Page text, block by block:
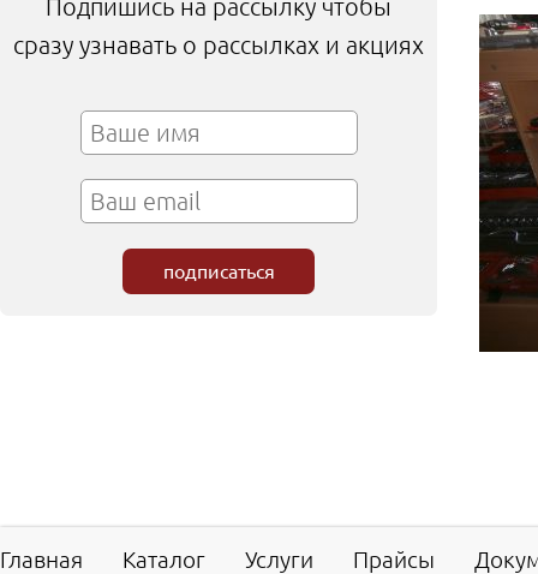
Подпишись на рассылку чтобы
сразу узнавать о рассылках и акциях
Главная Каталог Услуги Прайсы